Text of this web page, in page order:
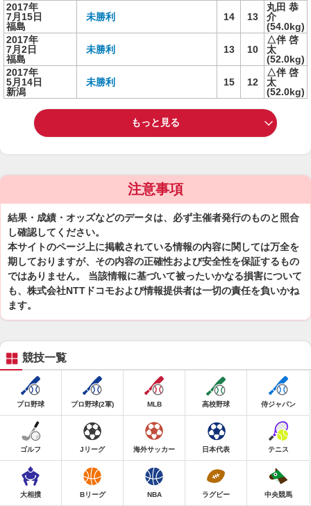
2017年
7月15日
福島
未勝利 14 13
丸田 恭
介
(54.0kg)
2017年
7月2日
福島
未勝利 13 10
△伴 啓
太
(52.0kg)
2017年
5月14日
新潟
未勝利 15 12
△伴 啓
太
(52.0kg)
もっと見る
注意事項
結果・成績・オッズなどのデータは、必ず主催者発行のものと照合
し確認してください。
本サイトのページ上に掲載されている情報の内容に関しては万全を
期しておりますが、その内容の正確性および安全性を保証するもの
ではありません。 当該情報に基づいて被ったいかなる損害について
も、株式会社NTTドコモおよび情報提供者は一切の責任を負いかね
ます。
競技一覧
プロ野球 プロ野球(2軍) MLB 高校野球 侍ジャパン
ゴルフ Jリーグ 海外サッカー 日本代表 テニス
大相撲 Bリーグ NBA ラグビー 中央競馬